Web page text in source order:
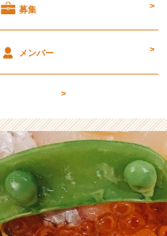
募集 >
メンバー >
>